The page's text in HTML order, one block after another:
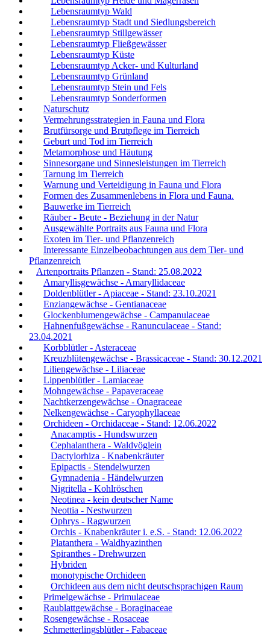
Lebensraumtyp Wald
Lebensraumtyp Stadt und Siedlungsbereich
Lebensraumtyp Stillgewässer
Lebensraumtyp Fließgewässer
Lebensraumtyp Küste
Lebensraumtyp Acker- und Kulturland
Lebensraumtyp Grünland
Lebensraumtyp Stein und Fels
Lebensraumtyp Sonderformen
Naturschutz
Vermehrungsstrategien in Fauna und Flora
Brutfürsorge und Brutpflege im Tierreich
Geburt und Tod im Tierreich
Metamorphose und Häutung
Sinnesorgane und Sinnesleistungen im Tierreich
Tarnung im Tierreich
Warnung und Verteidigung in Fauna und Flora
Formen des Zusammenlebens in Flora und Fauna.
Bauwerke im Tierreich
Räuber - Beute - Beziehung in der Natur
Ausgewählte Portraits aus Fauna und Flora
Exoten im Tier- und Pflanzenreich
Interessante Einzelbeobachtungen aus dem Tier- und
Pflanzenreich
Artenportraits Pflanzen - Stand: 25.08.2022
Amaryllisgewächse - Amaryllidaceae
Doldenblütler - Apiaceae - Stand: 23.10.2021
Enziangewächse - Gentianaceae
Glockenblumengewächse - Campanulaceae
Hahnenfußgewächse - Ranunculaceae - Stand:
23.04.2021
Korbblütler - Asteraceae
Kreuzblütengewächse - Brassicaceae - Stand: 30.12.2021
Liliengewächse - Liliaceae
Lippenblütler - Lamiaceae
Mohngewächse - Papaveraceae
Nachtkerzengewächse - Onagraceae
Nelkengewächse - Caryophyllaceae
Orchideen - Orchidaceae - Stand: 12.06.2022
Anacamptis - Hundswurzen
Cephalanthera - Waldvöglein
Dactylorhiza - Knabenkräuter
Epipactis - Stendelwurzen
Gymnadenia - Händelwurzen
Nigritella - Kohlröschen
Neotinea - kein deutscher Name
Neottia - Nestwurzen
Ophrys - Ragwurzen
Orchis - Knabenkräuter i. e.S. - Stand: 12.06.2022
Platanthera - Waldhyazinthen
Spiranthes - Drehwurzen
Hybriden
monotypische Orchideen
Orchideen aus dem nicht deutschsprachigen Raum
Primelgewächse - Primulaceae
Raublattgewächse - Boraginaceae
Rosengewächse - Rosaceae
Schmetterlingsblütler - Fabaceae